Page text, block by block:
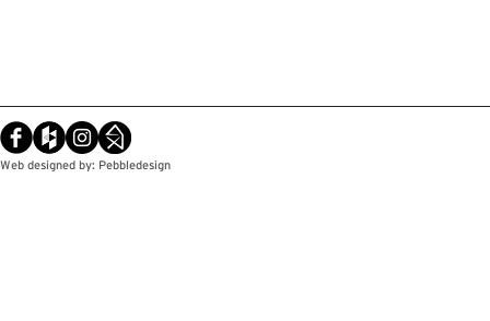
Web designed by: Pebbledesign